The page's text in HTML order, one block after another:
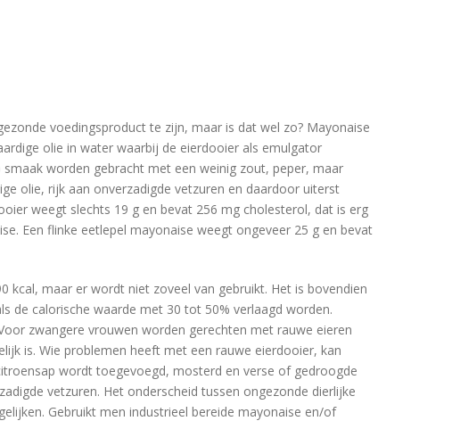
voedingsproduct te zijn, maar is dat wel zo? Mayonaise
olie in water waarbij de eierdooier als emulgator
worden gebracht met een weinig zout, peper, maar
olie, rijk aan onverzadigde vetzuren en daardoor uiterst
weegt slechts 19 g en bevat 256 mg cholesterol, dat is erg
Een flinke eetlepel mayonaise weegt ongeveer 25 g en bevat
kcal, maar er wordt niet zoveel van gebruikt. Het is bovendien
de calorische waarde met 30 tot 50% verlaagd worden.
zwangere vrouwen worden gerechten met rauwe eieren
is. Wie problemen heeft met een rauwe eierdooier, kan
wordt toegevoegd, mosterd en verse of gedroogde
vetzuren. Het onderscheid tussen ongezonde dierlijke
Gebruikt men industrieel bereide mayonaise en/of